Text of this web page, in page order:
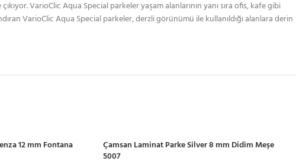
VarioClic Aqua Special parkeler yaşam alanlarının yanı sıra ofis, kafe gibi
VarioClic Aqua Special parkeler, derzli görünümü ile kullanıldığı alanlara derin
12 mm Fontana
Çamsan Laminat Parke Silver 8 mm Didim Meşe
5007